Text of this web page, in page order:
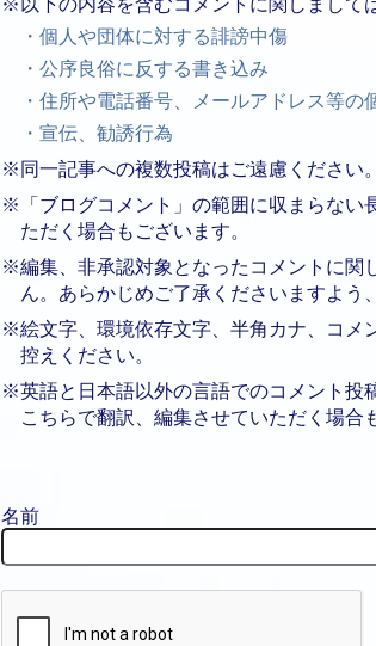
※以下の内容を含むコメントに関しまして
・個人や団体に対する誹謗中傷
・公序良俗に反する書き込み
・住所や電話番号、メールアドレス等の
・宣伝、勧誘行為
※同一記事への複数投稿はご遠慮ください。
※「ブログコメント」の範囲に収まらない
ただく場合もございます。
※編集、非承認対象となったコメントに関
ん。あらかじめご了承くださいますよう
※絵文字、環境依存文字、半角カナ、コメ
控えください。
※英語と日本語以外の言語でのコメント投
こちらで翻訳、編集させていただく場合
名前